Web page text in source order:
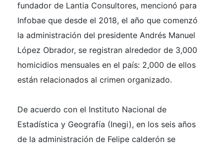
fundador de Lantia Consultores, mencionó para
Infobae que desde el 2018, el año que comenzó
la administración del presidente Andrés Manuel
López Obrador, se registran alrededor de 3,000
homicidios mensuales en el país: 2,000 de ellos
están relacionados al crimen organizado.
De acuerdo con el Instituto Nacional de
Estadística y Geografía (Inegi), en los seis años
de la administración de Felipe calderón se